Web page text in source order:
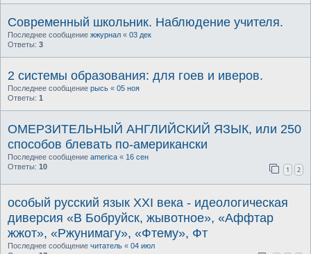
Современный школьник. Наблюдение учителя.
Последнее сообщение жжурнал « 03 дек
Ответы: 3
2 системы образования: для гоев и иверов.
Последнее сообщение рысь « 05 ноя
Ответы: 1
ОМЕРЗИТЕЛЬНЫЙ АНГЛИЙСКИЙ ЯЗЫК, или 250
способов блевать по-американски
Последнее сообщение america « 16 сен
Ответы: 10 1 2
особый русский язык XXI века - идеологическая
диверсия «В Бобруйск, жывотное», «Аффтар
жжот», «Ржунимагу», «Фтему», Фт
Последнее сообщение читатель « 04 июл